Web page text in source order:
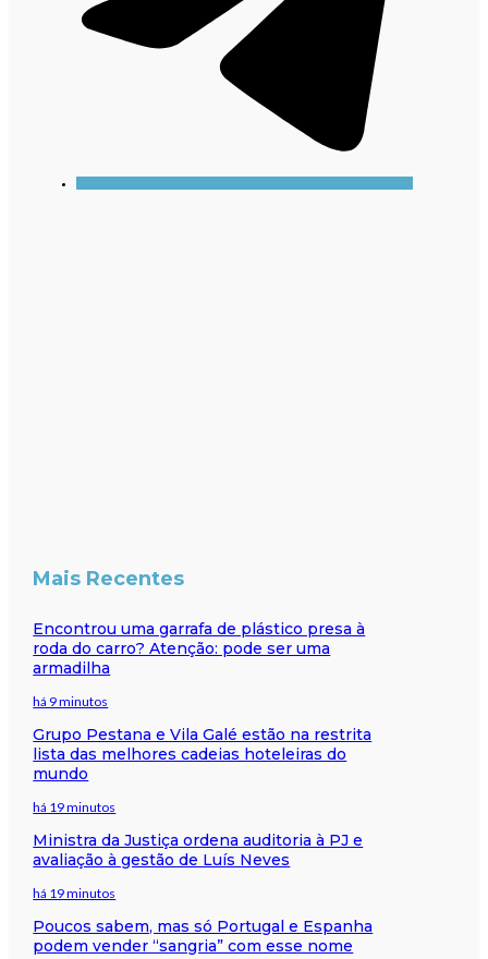
Mais Recentes
Encontrou uma garrafa de plástico presa à
roda do carro? Atenção: pode ser uma
armadilha
há 9 minutos
Grupo Pestana e Vila Galé estão na restrita
lista das melhores cadeias hoteleiras do
mundo
há 19 minutos
Ministra da Justiça ordena auditoria à PJ e
avaliação à gestão de Luís Neves
há 19 minutos
Poucos sabem, mas só Portugal e Espanha
podem vender “sangria” com esse nome